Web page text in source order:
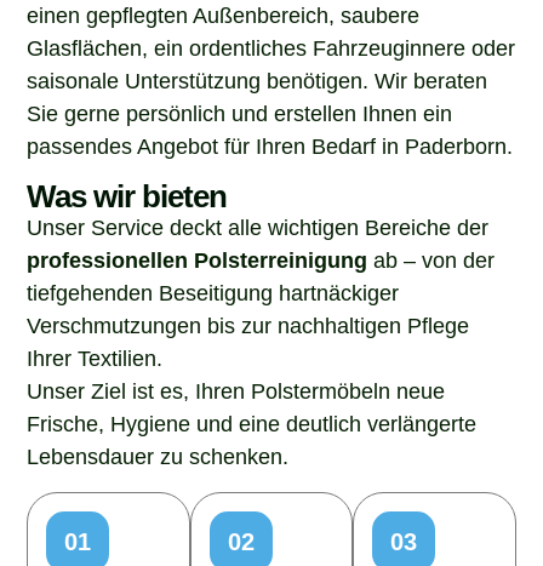
einen gepflegten Außenbereich, saubere
Glasflächen, ein ordentliches Fahrzeuginnere oder
saisonale Unterstützung benötigen. Wir beraten
Sie gerne persönlich und erstellen Ihnen ein
passendes Angebot für Ihren Bedarf in Paderborn.
Was wir bieten
Unser Service deckt alle wichtigen Bereiche der
professionellen Polsterreinigung ab – von der
tiefgehenden Beseitigung hartnäckiger
Verschmutzungen bis zur nachhaltigen Pflege
Ihrer Textilien.
Unser Ziel ist es, Ihren Polstermöbeln neue
Frische, Hygiene und eine deutlich verlängerte
Lebensdauer zu schenken.
01
02
03